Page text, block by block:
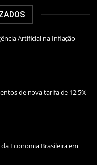
Artificial na Inflação
de nova tarifa de 12,5%
Economia Brasileira em